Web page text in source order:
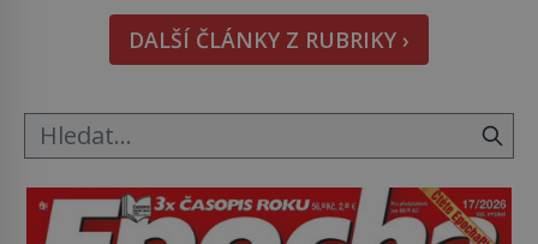
Strážníci ho dopraví zpět do udaného bytu. Oním
„kamarádem“ je ovšem jeden z nejslavnějších
vrahů, Jeffrey Dahmer (1960–1994). Je 27. května
DALŠÍ ČLÁNKY Z RUBRIKY ›